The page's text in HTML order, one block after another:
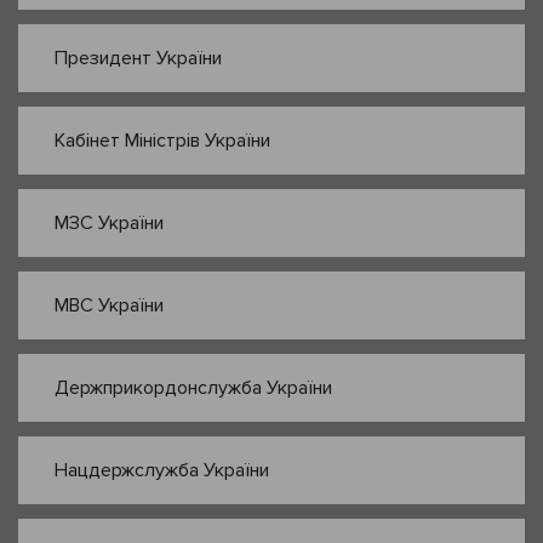
Президент України
Кабінет Міністрів України
МЗС України
МВС України
Держприкордонслужба України
Нацдержслужба України